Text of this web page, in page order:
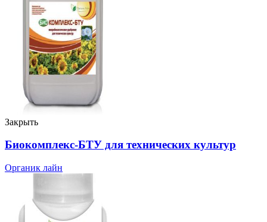
Закрыть
Биокомплекс-БТУ для технических культур
Органик лайн